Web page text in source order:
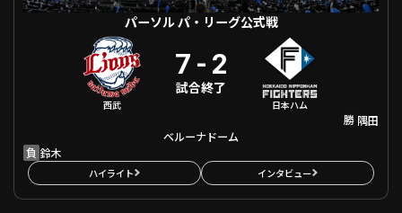
パーソル パ・リーグ公式戦
西武
7 - 2
試合終了
日本ハム
勝 隅田
ベルーナドーム
負 鈴木
ハイライト インタビュー